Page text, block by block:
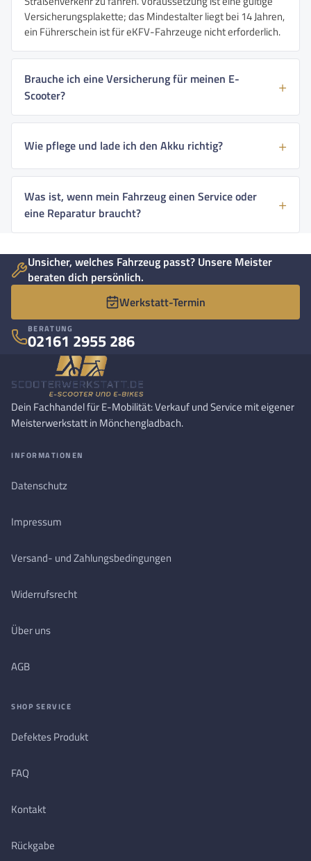
Versicherungsplakette; das Mindestalter liegt bei 14 Jahren,
ein Führerschein ist für eKFV-Fahrzeuge nicht erforderlich.
Brauche ich eine Versicherung für meinen E-
Scooter?
Wie pflege und lade ich den Akku richtig?
Was ist, wenn mein Fahrzeug einen Service oder
eine Reparatur braucht?
Unsicher, welches Fahrzeug passt? Unsere Meister
beraten dich persönlich.
Werkstatt-Termin
BERATUNG
02161 2955 286
Dein Fachhandel für E-Mobilität: Verkauf und Service mit eigener
Meisterwerkstatt in Mönchengladbach.
INFORMATIONEN
Datenschutz
Impressum
Versand- und Zahlungsbedingungen
Widerrufsrecht
Über uns
AGB
SHOP SERVICE
Defektes Produkt
FAQ
Kontakt
Rückgabe